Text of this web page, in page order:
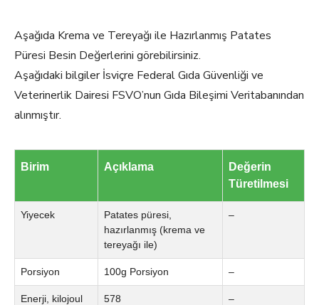
Aşağıda Krema ve Tereyağı ile Hazırlanmış Patates
Püresi Besin Değerlerini görebilirsiniz.
Aşağıdaki bilgiler İsviçre Federal Gıda Güvenliği ve
Veterinerlik Dairesi FSVO’nun Gıda Bileşimi Veritabanından
alınmıştır.
Birim Açıklama
Değerin
Türetilmesi
Yiyecek
Patates püresi,
hazırlanmış (krema ve
tereyağı ile)
–
Porsiyon 100g Porsiyon –
Enerji, kilojoul
578 –